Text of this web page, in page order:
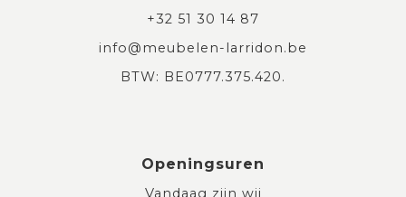
+32 51 30 14 87
info@meubelen-larridon.be
BTW: BE0777.375.420.
Openingsuren